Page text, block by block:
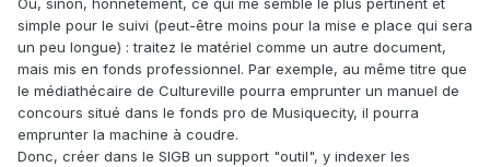
Ou, sinon, honnêtement, ce qui me semble le plus pertinent et
simple pour le suivi (peut-être moins pour la mise e place qui sera
un peu longue) : traitez le matériel comme un autre document,
mais mis en fonds professionnel. Par exemple, au même titre que
le médiathécaire de Cultureville pourra emprunter un manuel de
concours situé dans le fonds pro de Musiquecity, il pourra
emprunter la machine à coudre.
Donc, créer dans le SIGB un support "outil", y indexer les